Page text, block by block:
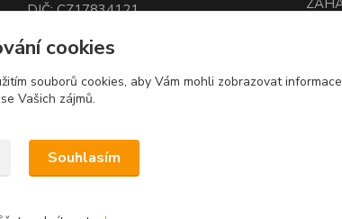
DIČ: CZ17834121
779 00 Olomouc
Česká Republika
cookies
souborů cookies, aby Vám mohli zobrazovat informace
Vašich zájmů.
Souhlasím